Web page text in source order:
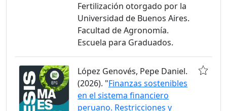
Fertilización otorgado por la
Universidad de Buenos Aires.
Facultad de Agronomía.
Escuela para Graduados.
López Genovés, Pepe Daniel.
(2026). "Finanzas sostenibles
en el sistema financiero
peruano. Restricciones y